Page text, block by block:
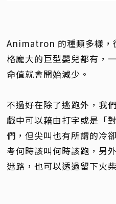
Animatron 的種類多樣，
格龐大的巨型嬰兒都有，
命值就會開始減少。
不過好在除了逃跑外，我
戲中可以藉由打字或是「
們，但尖叫也有所謂的冷
考何時該叫何時該跑，另
迷路，也可以透過留下火